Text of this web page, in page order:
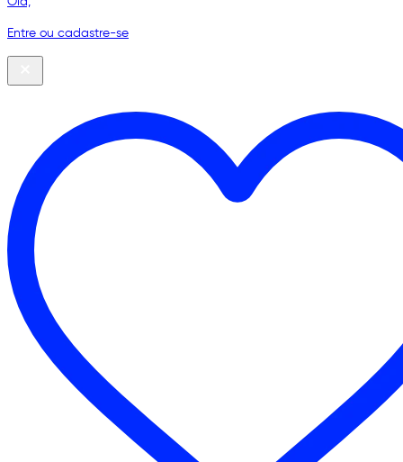
Entre ou cadastre-se